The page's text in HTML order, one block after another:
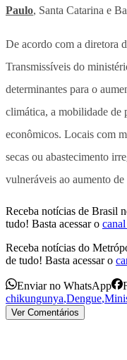
Paulo, Santa Catarina e
De acordo com a diretora
Transmissíveis do
determinantes para o
climática, a mobilidade de
econômicos. Locais com
secas ou abastecimento
vulneráveis ao aumento
Receba notícias de Brasil
tudo! Basta acessar o
Receba notícias do
de tudo! Basta acessar o
Enviar no WhatsApp
chikungunya,Dengue,
Ver Comentários